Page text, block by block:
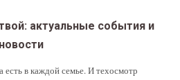
актуальные события и
в каждой семье. И техосмотр